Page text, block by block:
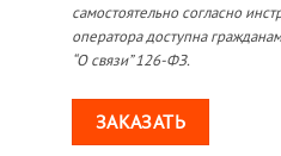
самостоятельно согласно
оператора доступна
“О связи” 126-ФЗ.
ЗАКАЗАТЬ